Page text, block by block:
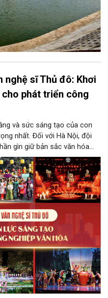
nghệ sĩ Thủ đô: Khơi
phát triển công
và sức sáng tạo của con
nhất. Đối với Hà Nội, đội
gìn giữ bản sắc văn hóa
quá trình hình thành các sản
Khơi dậy, phát huy và tạo
phát triển sẽ là “chìa khóa”
năng văn hóa, nâng cao năng
của một trung tâm sáng tạo